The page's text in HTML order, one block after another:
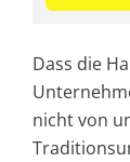
Dass die
nicht von